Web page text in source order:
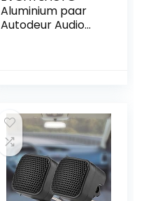
Aluminium paar
Autodeur Audio